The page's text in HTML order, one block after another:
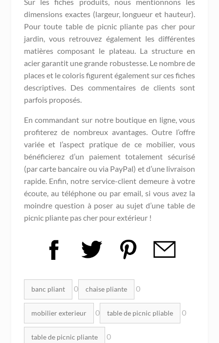
dimensions exactes (largeur, longueur et hauteur).
Pour toute table de picnic pliante pas cher pour
jardin, vous retrouvez également les différentes
matières composant le plateau. La structure en
acier garantit une grande robustesse. Le nombre de
places et le coloris figurent également sur ces fiches
descriptives. Des commentaires de clients sont
parfois proposés.
En commandant sur notre boutique en ligne, vous
profiterez de nombreux avantages. Outre l’offre
variée et l’aspect pratique de ce mobilier, vous
bénéficierez d’un paiement totalement sécurisé
(par carte bancaire ou via PayPal) et d’une livraison
rapide. Enfin, notre service-client demeure à votre
écoute, au téléphone ou par email, si vous avez la
moindre question à poser au sujet d’une table de
picnic pliante pas cher pour extérieur !
Mots clés :
banc pliant 0 chaise pliante 0
mobilier exterieur 0 table de picnic pliable 0
table de picnic pliante 0